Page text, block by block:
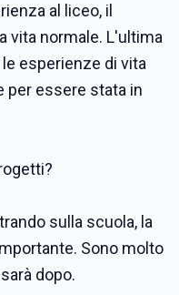
al liceo, il
vita normale. L'ultima
esperienze di vita
per essere stata in
sulla scuola, la
Sono molto
dopo.